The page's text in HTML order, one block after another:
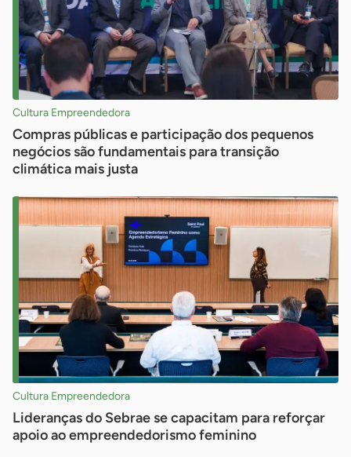
Cultura Empreendedora
Compras públicas e participação dos pequenos
negócios são fundamentais para transição
climática mais justa
Cultura Empreendedora
Lideranças do Sebrae se capacitam para reforçar
apoio ao empreendedorismo feminino